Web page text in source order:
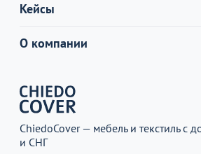
Кейсы
О компании
ChiedoCover — мебель и текстиль с
и СНГ